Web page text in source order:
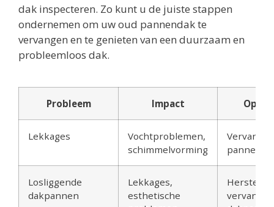
dak inspecteren. Zo kunt u de juiste stappen
ondernemen om uw oud pannendak te
vervangen en te genieten van een duurzaam en
probleemloos dak.
Probleem Impact
Lekkages
Vochtproblemen,
schimmelvorming
Vervang
Losliggende
dakpannen
Lekkages,
esthetische
Herstel of
vervang